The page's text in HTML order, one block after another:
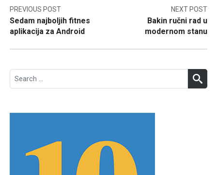
Post
navigation
PREVIOUS POST
Sedam najboljih fitnes
aplikacija za Android
NEXT POST
Bakin ručni rad u
modernom stanu
Search
for: